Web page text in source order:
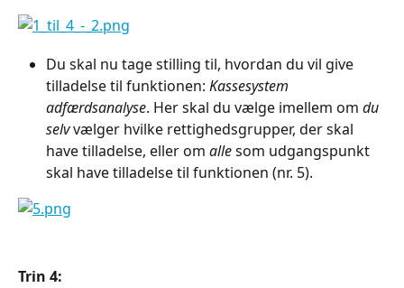
Du skal nu tage stilling til, hvordan du vil give
tilladelse til funktionen: Kassesystem
adfærdsanalyse. Her skal du vælge imellem om du
selv vælger hvilke rettighedsgrupper, der skal
have tilladelse, eller om alle som udgangspunkt
skal have tilladelse til funktionen (nr. 5).
Trin 4: